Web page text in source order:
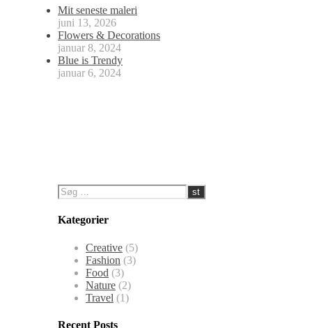
Mit seneste maleri
juni 13, 2026
Flowers & Decorations
januar 8, 2024
Blue is Trendy
januar 6, 2024
Kategorier
Creative (5)
Fashion (3)
Food (3)
Nature (2)
Travel (1)
Recent Posts